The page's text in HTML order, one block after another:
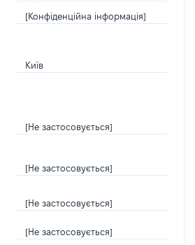
[Конфіденційна інформація]
Київ
[Не застосовується]
[Не застосовується]
[Не застосовується]
[Не застосовується]